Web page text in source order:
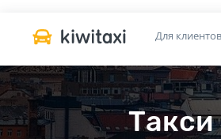
Для клиентов